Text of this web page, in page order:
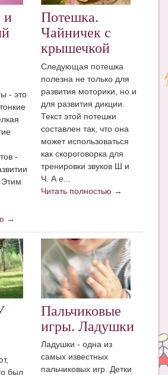
и веса ребенка
и
- это
-
→
Потешка.
Чайничек с
крышечкой
Следующая потешка
полезна не только для
развития моторики, но и
для развития дикции.
Текст этой потешки
составлен так, что она
может использоваться
как скороговорка для
тренировки звуков Ш и
Ч. А е...
Читать полностью →
был
Пальчиковые
игры. Ладушки
Ладушки - одна из
самых известных
пальчиковых игр. Детки